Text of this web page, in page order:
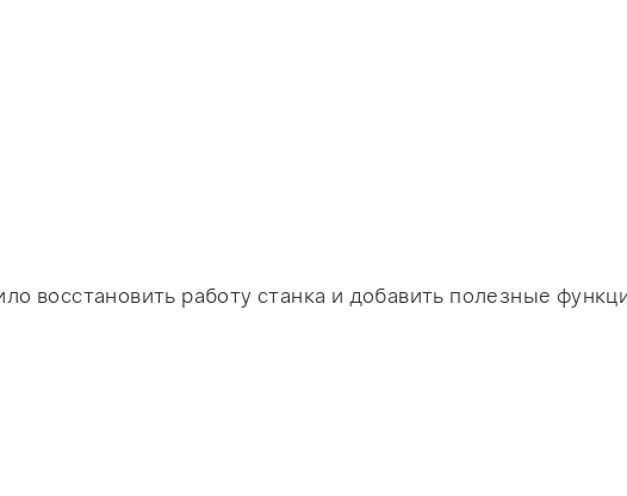
восстановить работу станка и добавить полезные